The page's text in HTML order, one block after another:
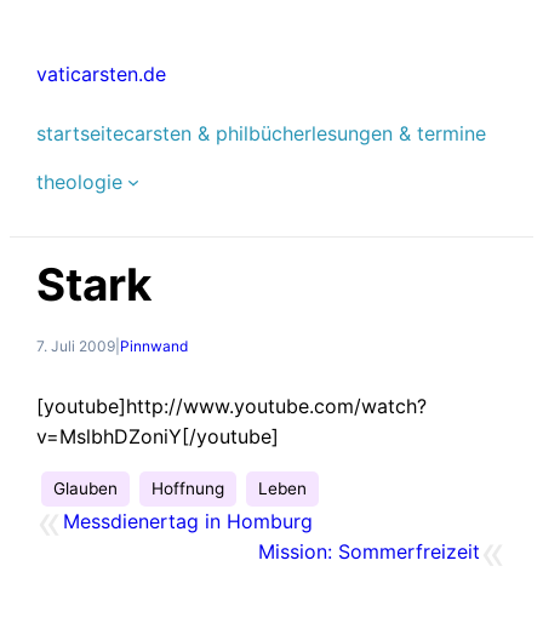
springen
vaticarsten.de
startseitecarsten & philbücherlesungen & termine
theologie
Stark
7. Juli 2009 Pinnwand
[youtube]http://www.youtube.com/watch?
v=MslbhDZoniY[/youtube]
Glauben Hoffnung Leben
«Messdienertag in Homburg
Mission: Sommerfreizeit